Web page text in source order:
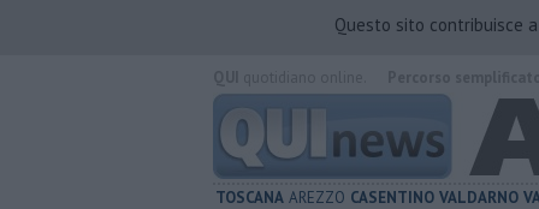
Questo sito contribuisce
TOSCANA AREZZO CASENTINO VALDARNO